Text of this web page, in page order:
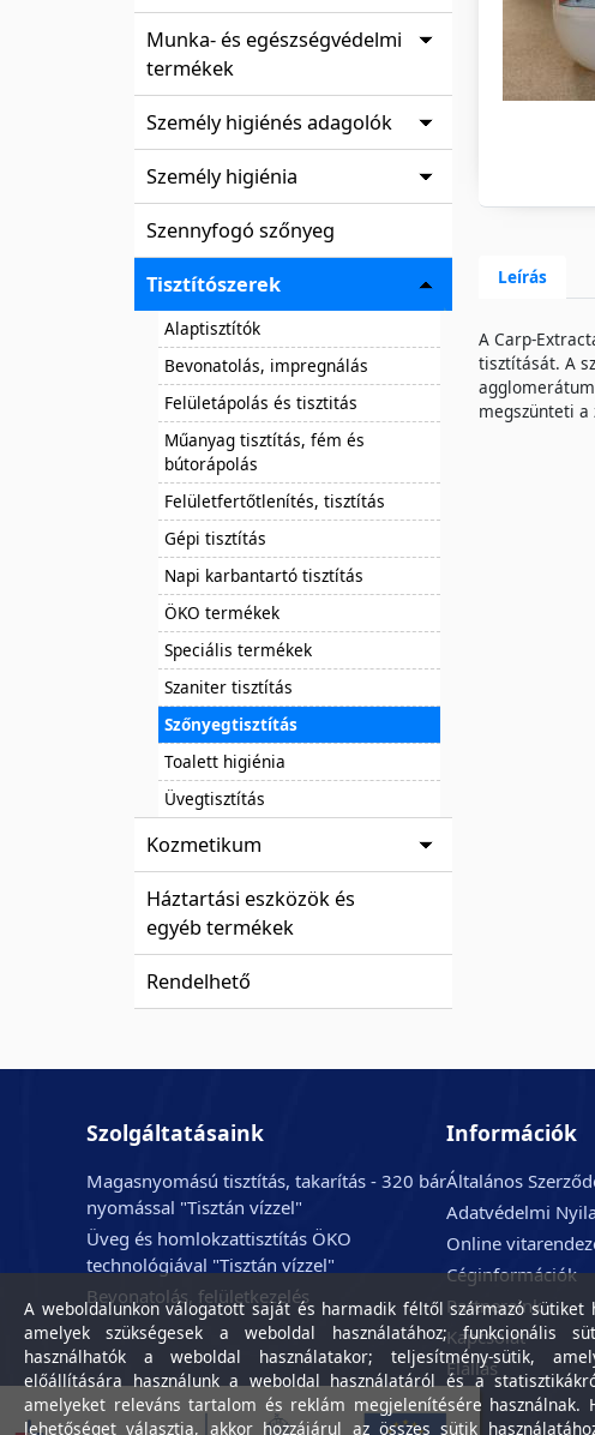
Munka- és egészségvédelmi
termékek
Személy higiénés adagolók
Személy higiénia
Szennyfogó szőnyeg
Tisztítószerek
Alaptisztítók
Bevonatolás, impregnálás
Felületápolás és tisztitás
Műanyag tisztítás, fém és
bútorápolás
Felületfertőtlenítés, tisztítás
Gépi tisztítás
Napi karbantartó tisztítás
ÖKO termékek
Speciális termékek
Szaniter tisztítás
Szőnyegtisztítás
Toalett higiénia
Üvegtisztítás
Kozmetikum
Háztartási eszközök és
egyéb termékek
Rendelhető
Leírás
A Carp-
tisztítását. A
megszünteti a
Szolgáltatásaink
Magasnyomású tisztítás, takarítás - 320 bár
nyomással "Tisztán vízzel"
Üveg és homlokzattisztítás ÖKO
technológiával "Tisztán vízzel"
Bevonatolás, felületkezelés
Információk
Általános
Adatvédelmi
Online
Céginformációk
Partnereink
Kapcsolat
Elállás
A weboldalunkon válogatott saját és harmadik féltől származó sütiket
amelyek szükségesek a weboldal használatához; funkcionális
használhatók a weboldal használatakor; teljesítmény-sütik,
előállítására használunk a weboldal használatáról és a
amelyeket releváns tartalom és reklám megjelenítésére használnak.
lehetőséget választja, akkor hozzájárul az összes sütik